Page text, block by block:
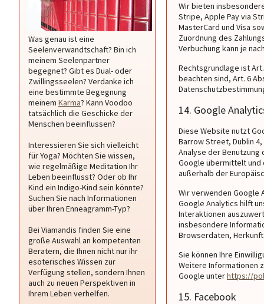
Was genau ist eine
Seelenverwandtschaft? Bin ich
meinem Seelenpartner
begegnet? Gibt es Dual- oder
Zwillingsseelen? Verdanke ich
eine bestimmte Begegnung
meinem Karma? Kann Voodoo
tatsächlich die Geschicke der
Menschen beeinflussen?
Interessieren Sie sich vielleicht
für Yoga? Möchten Sie wissen,
wie regelmäßige Meditation Ihr
Leben beeinflusst? Oder ob Ihr
Kind ein Indigo-Kind sein könnte?
Suchen Sie nach Informationen
über Ihren Enneagramm-Typ?
Bei Viamandis finden Sie eine
große Auswahl an kompetenten
Beratern, die Ihnen nicht nur ihr
esoterisches Wissen zur
Verfügung stellen, sondern Ihnen
auch zu neuen Perspektiven in
Ihrem Leben verhelfen.
Wir bieten
Stripe, Apple Pay via
MasterCard und Visa
Zuordnung des
Verbuchung kann je
Rechtsgrundlage ist
beachten sind, Art. 6
14. Google
Diese Website nutzt
Barrow Street, Dublin
Analyse der
Google übermittelt und
außerhalb der
Wir verwenden Google
Google Analytics hilft
Interaktionen
insbesondere
Browserdaten,
Sie können Ihre
Weitere Informationen
Google unterhttps://
15. Facebook